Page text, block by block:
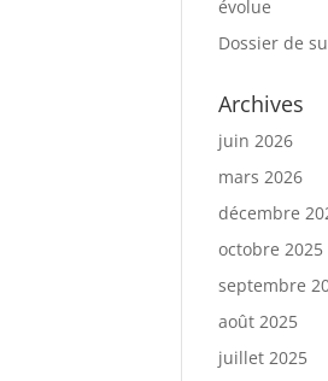
évolue
Dossier de
Archives
juin 2026
mars 2026
décembre
octobre 2025
septembre
août 2025
juillet 2025